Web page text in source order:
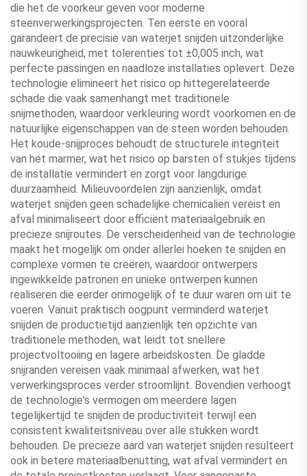
die het de voorkeur geven voor moderne
steenverwerkingsprojecten. Ten eerste en vooral
garandeert de precisie van waterjet snijden uitzonderlijke
nauwkeurigheid, met tolerenties tot ±0,005 inch, wat
perfecte passingen en naadloze installaties oplevert. Deze
technologie elimineert het risico op hittegerelateerde
schade die vaak samenhangt met traditionele
snijmethoden, waardoor verkleuring wordt voorkomen en de
natuurlijke eigenschappen van de steen worden behouden.
Het koude-snijproces behoudt de structurele integriteit
van het marmer, wat het risico op barsten of stukjes tijdens
de installatie vermindert en zorgt voor langdurige
duurzaamheid. Milieuvoordelen zijn aanzienlijk, omdat
waterjet snijden geen schadelijke chemicaliën vereist en
afval minimaliseert door efficiënt materiaalgebruik en
precieze snijroutes. De verscheidenheid van de technologie
maakt het mogelijk om onder allerlei hoeken te snijden en
complexe vormen te creëren, waardoor ontwerpers
ingewikkelde patronen en unieke ontwerpen kunnen
realiseren die eerder onmogelijk of te duur waren om uit te
voeren. Vanuit praktisch oogpunt verminderd waterjet
snijden de productietijd aanzienlijk ten opzichte van
traditionele methoden, wat leidt tot snellere
projectvoltooiing en lagere arbeidskosten. De gladde
snijranden vereisen vaak minimaal afwerken, wat het
verwerkingsproces verder stroomlijnt. Bovendien verhoogt
de technologie's vermogen om meerdere lagen
tegelijkertijd te snijden de productiviteit terwijl een
consistent kwaliteitsniveau over alle stukken wordt
behouden. De precieze aard van waterjet snijden resulteert
ook in betere materiaalbenutting, wat afval vermindert en